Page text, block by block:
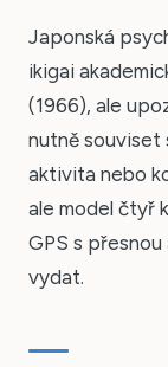
Japonská
ikigai
(1966), ale
nutně souviset
aktivita nebo
ale model čtyř
GPS s přesnou
vydat.